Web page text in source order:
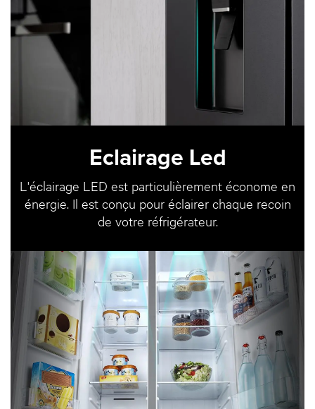
Eclairage Led
L'éclairage LED est particulièrement économe en
énergie. Il est conçu pour éclairer chaque recoin
de votre réfrigérateur.